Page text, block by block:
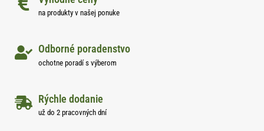
na produkty v našej ponuke
Odborné poradenstvo
ochotne poradí s výberom
Rýchle dodanie
už do 2 pracovných dní